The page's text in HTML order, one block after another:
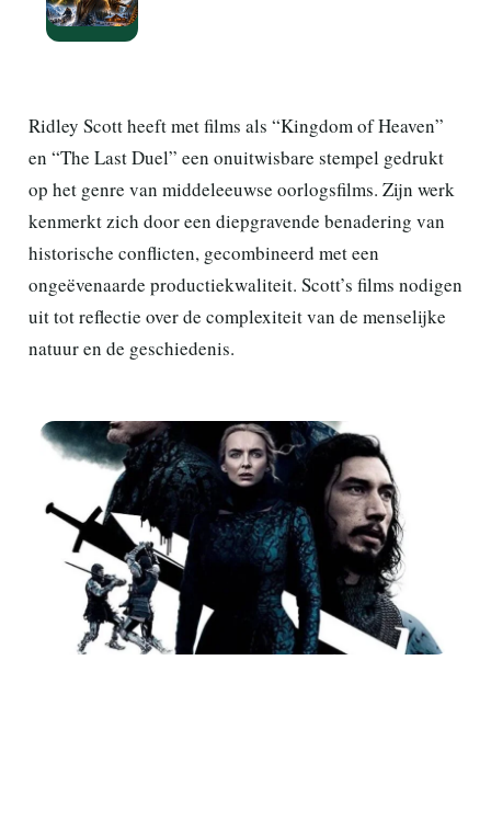
Ridley Scott heeft met films als “Kingdom of Heaven”
en “The Last Duel” een onuitwisbare stempel gedrukt
op het genre van middeleeuwse oorlogsfilms. Zijn werk
kenmerkt zich door een diepgravende benadering van
historische conflicten, gecombineerd met een
ongeëvenaarde productiekwaliteit. Scott’s films nodigen
uit tot reflectie over de complexiteit van de menselijke
natuur en de geschiedenis.